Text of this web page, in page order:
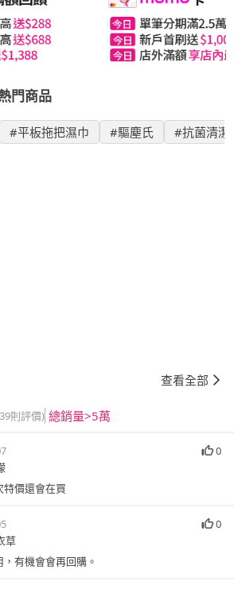
門商品
#平板拖把濕巾 #驅塵氏 #抗菌清潔
查看全部
則評價) 總銷量>5萬
0
價還會在買
0
草
有機會會再回購。